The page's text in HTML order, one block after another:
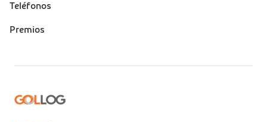
Teléfonos
Premios